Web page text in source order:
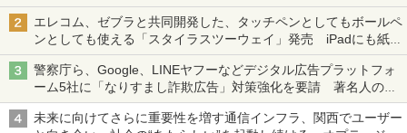
ち・ざ・ろーど！その14】【空いた時間でなにしてる？】
エレコム、ゼブラと共同開発した、タッチペンとしてもボールペ
ンとしても使える「スタイラスツーウェイ」発売 iPadにも紙に
も、持ち替えずに書き込める
警察庁ら、Google、LINEヤフーなどデジタル広告プラットフォ
ーム5社に「なりすまし詐欺広告」対策強化を要請 著名人の写
真や映像を使った投資詐欺などへの対策として
未来に向けてさらに重要性を増す通信インフラ、関西でユーザー